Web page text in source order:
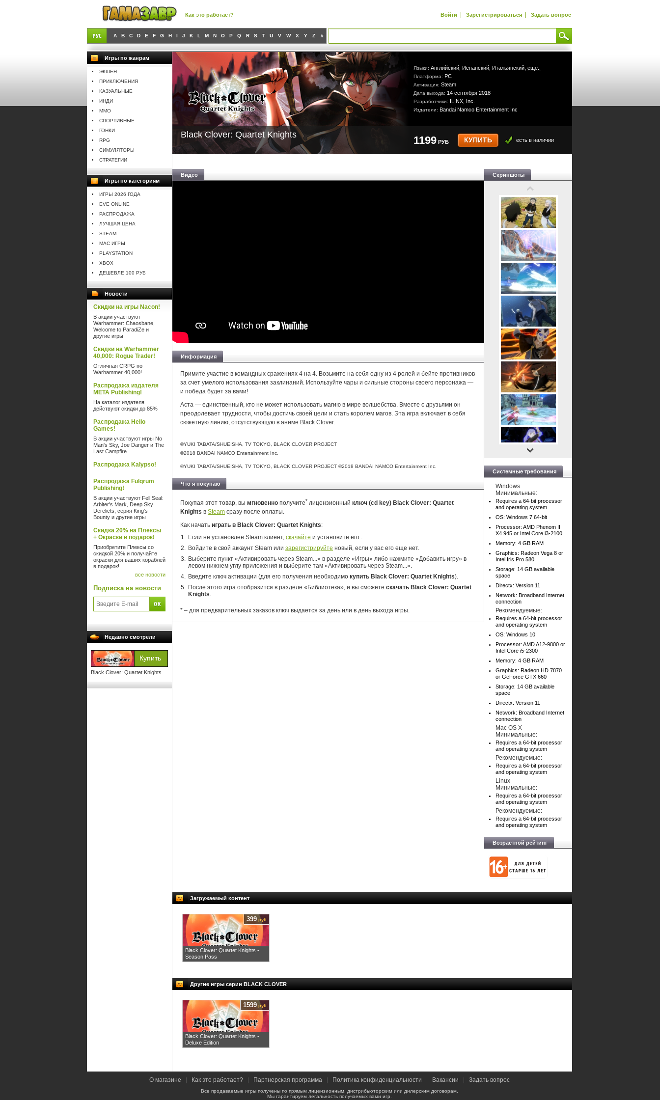
Как это работает? Войти | Зарегистрироваться | Задать вопрос
A B C D E F G H I J K L M N O P Q R S T U V W X Y Z #
Игры по жанрам
ЭКШЕН
ПРИКЛЮЧЕНИЯ
КАЗУАЛЬНЫЕ
ИНДИ
MMO
СПОРТИВНЫЕ
ГОНКИ
RPG
СИМУЛЯТОРЫ
СТРАТЕГИИ
Игры по категориям
ИГРЫ 2026 ГОДА
EVE ONLINE
РАСПРОДАЖА
ЛУЧШАЯ ЦЕНА
STEAM
MAC ИГРЫ
PLAYSTATION
XBOX
ДЕШЕВЛЕ 100 РУБ
Новости
Скидки на игры Nacon!
В акции участвуют
Warhammer: Chaosbane,
Welcome to ParadiZe и
другие игры
Скидки на Warhammer
40,000: Rogue Trader!
Отличная CRPG по
Warhammer 40,000!
Распродажа издателя
META Publishing!
На каталог издателя
действуют скидки до 85%
Распродажа Hello
Games!
В акции участвуют игры No
Man's Sky, Joe Danger и The
Last Campfire
Распродажа Kalypso!
Распродажа Fulqrum
Publishing!
В акции участвуют Fell Seal:
Arbiter's Mark, Deep Sky
Derelicts, серия King's
Bounty и другие игры
Скидка 20% на Плексы
+ Окраски в подарок!
Приобретите Плексы со
скидкой 20% и получайте
окраски для ваших кораблей
в подарок!
все новости
Подписка на новости
Недавно смотрели
Black Clover: Quartet Knights
Языки: Английский, Испанский, Итальянский, еще..
Платформа: PC
Активация: Steam
Дата выхода: 14 сентября 2018
Разработчики: ILINX, Inc.
Издатели: Bandai Namco Entertainment Inc
Black Clover: Quartet Knights 1199 РУБ КУПИТЬ есть в наличии
Видео
Информация
Примите участие в командных сражениях 4 на 4. Возьмите на себя одну из 4 ролей и бейте противников
за счет умелого использования заклинаний. Используйте чары и сильные стороны своего персонажа —
и победа будет за вами!
Аста — единственный, кто не может использовать магию в мире волшебства. Вместе с друзьями он
преодолевает трудности, чтобы достичь своей цели и стать королем магов. Эта игра включает в себя
сюжетную линию, отсутствующую в аниме Black Clover.
©YUKI TABATA/SHUEISHA, TV TOKYO, BLACK CLOVER PROJECT
©2018 BANDAI NAMCO Entertainment Inc.
©YUKI TABATA/SHUEISHA, TV TOKYO, BLACK CLOVER PROJECT ©2018 BANDAI NAMCO Entertainment Inc.
Что я покупаю
Покупая этот товар, вы мгновенно получите* лицензионный ключ (cd key) Black Clover: Quartet
Knights в Steam сразу после оплаты.
Как начать играть в Black Clover: Quartet Knights:
Если не установлен Steam клиент, скачайте и установите его .
Войдите в свой аккаунт Steam или зарегистрируйте новый, если у вас его еще нет.
Выберите пункт «Активировать через Steam...» в разделе «Игры» либо нажмите «Добавить игру» в
левом нижнем углу приложения и выберите там «Активировать через Steam...».
Введите ключ активации (для его получения необходимо купить Black Clover: Quartet Knights).
После этого игра отобразится в разделе «Библиотека», и вы сможете скачать Black Clover: Quartet
Knights.
* – для предварительных заказов ключ выдается за день или в день выхода игры.
Скриншоты
Системные требования
Windows
Минимальные:
Requires a 64-bit processor
and operating system
OS: Windows 7 64-bit
Processor: AMD Phenom II
X4 945 or Intel Core i3-2100
Memory: 4 GB RAM
Graphics: Radeon Vega 8 or
Intel Iris Pro 580
Storage: 14 GB available
space
Directx: Version 11
Network: Broadband Internet
connection
Рекомендуемые:
Requires a 64-bit processor
and operating system
OS: Windows 10
Processor: AMD A12-9800 or
Intel Core i5-2300
Memory: 4 GB RAM
Graphics: Radeon HD 7870
or GeForce GTX 660
Storage: 14 GB available
space
Directx: Version 11
Network: Broadband Internet
connection
Mac OS X
Минимальные:
Requires a 64-bit processor
and operating system
Рекомендуемые:
Requires a 64-bit processor
and operating system
Linux
Минимальные:
Requires a 64-bit processor
and operating system
Рекомендуемые:
Requires a 64-bit processor
and operating system
Возрастной рейтинг
Загружаемый контент
Black Clover: Quartet Knights -
Season Pass
399 руб
Другие игры серии BLACK CLOVER
Black Clover: Quartet Knights -
Deluxe Edition
1599 руб
О магазине Как это работает? Партнерская программа Политика конфиденциальности Вакансии Задать вопрос
Все продаваемые игры получены по прямым лицензионным, дистрибьюторским или дилерским договорам.
Мы гарантируем легальность получаемых вами игр.